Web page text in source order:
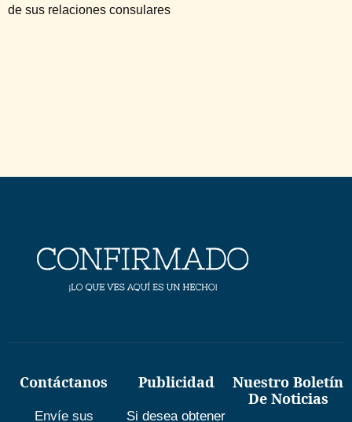
de sus relaciones consulares
Contáctanos
Envíe sus
Publicidad
Si desea obtener
Nuestro Boletín
De Noticias